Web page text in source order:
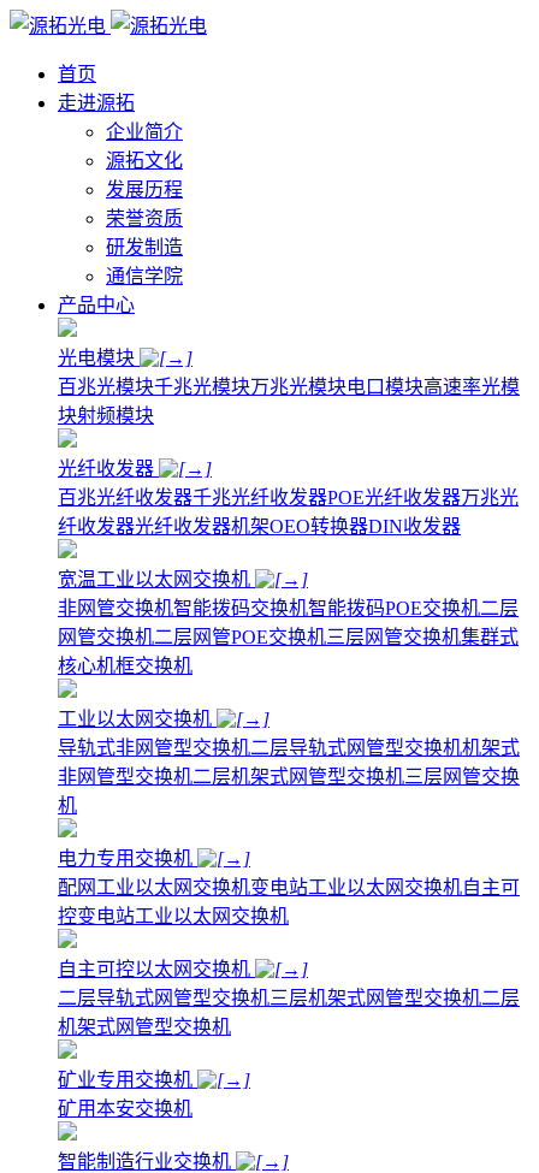
首页
走进源拓
企业简介
源拓文化
发展历程
荣誉资质
研发制造
通信学院
产品中心
光电模块
百兆光模块千兆光模块万兆光模块电口模块高速率光模
块射频模块
光纤收发器
百兆光纤收发器千兆光纤收发器POE光纤收发器万兆光
纤收发器光纤收发器机架OEO转换器DIN收发器
宽温工业以太网交换机
非网管交换机智能拨码交换机智能拨码POE交换机二层
网管交换机二层网管POE交换机三层网管交换机集群式
核心机框交换机
工业以太网交换机
导轨式非网管型交换机二层导轨式网管型交换机机架式
非网管型交换机二层机架式网管型交换机三层网管交换
机
电力专用交换机
配网工业以太网交换机变电站工业以太网交换机自主可
控变电站工业以太网交换机
自主可控以太网交换机
二层导轨式网管型交换机三层机架式网管型交换机二层
机架式网管型交换机
矿业专用交换机
矿用本安交换机
智能制造行业交换机